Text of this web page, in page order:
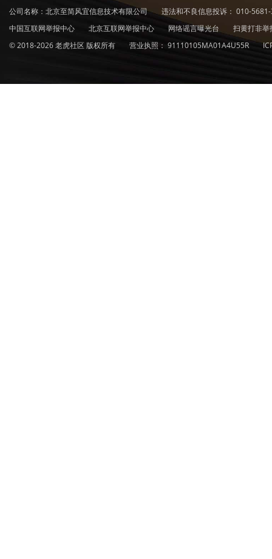
公司名称：北京至简风宜信息技术有限公司
违法和不良信息投诉： 010-
中国互联网举报中心
北京互联网举报中心 网络谣言曝光台
扫黄打非
© 2018-2026 老虎社区 版权所有
营业执照： 91110105MA01A4U55R